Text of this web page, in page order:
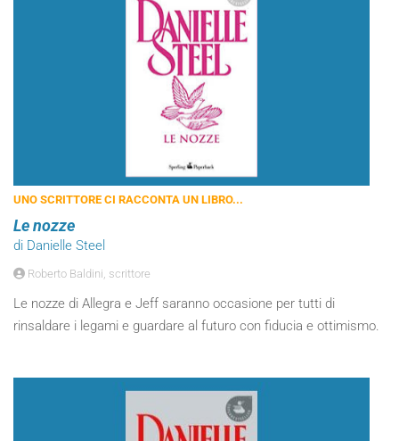
UNO SCRITTORE CI RACCONTA UN LIBRO...
Le nozze
di Danielle Steel
Roberto Baldini, scrittore
Le nozze di Allegra e Jeff saranno occasione per tutti di
rinsaldare i legami e guardare al futuro con fiducia e ottimismo.